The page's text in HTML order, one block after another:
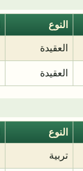
النوع
العقيدة
العقيدة
النوع
تربية